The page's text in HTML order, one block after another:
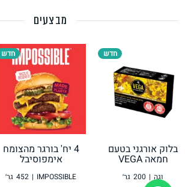
גבינות טבעוניות
מבצעים
חדש
בלוק אורגני בטעם
חמאה VEGA
200 גר׳ | וגה
חדש
4 יח' בורגר מהצומח
אימפוסיבל
452 גר׳ | IMPOSSIBLE